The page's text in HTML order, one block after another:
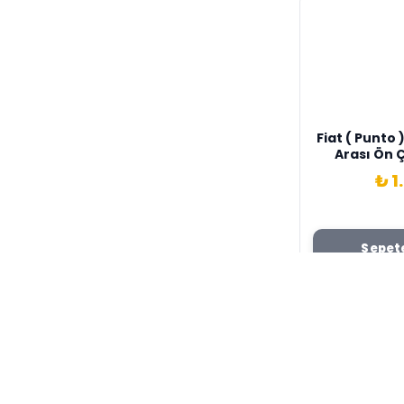
Fiat ( Punto ) 2003-2005
Arası Ön
Sinyali₺